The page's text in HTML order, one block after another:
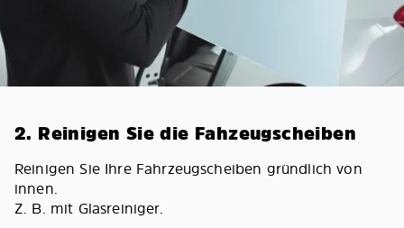
2. Reinigen Sie die Fahzeugscheiben
Reinigen Sie Ihre Fahrzeugscheiben gründlich von
innen.
Z. B. mit Glasreiniger.